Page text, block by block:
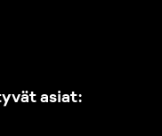
asiat: